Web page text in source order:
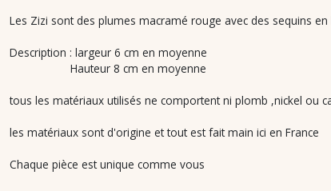
Les Zizi sont des plumes macramé rouge avec des sequins
Description : largeur 6 cm en moyenne
Hauteur 8 cm en moyenne
tous les matériaux utilisés ne comportent ni plomb ,nickel ou
les matériaux sont d'origine et tout est fait main ici en France
Chaque pièce est unique comme vous